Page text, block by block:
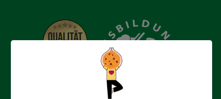
Erfolgreich bewerben mit Ausbildungspark: Wir